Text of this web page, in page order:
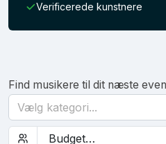
Verificerede kunstnere
Find musikere til dit næste
Vælg kategori...